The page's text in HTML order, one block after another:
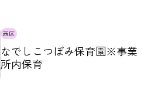
西区
なでしこつぼみ保育園※事業
所内保育